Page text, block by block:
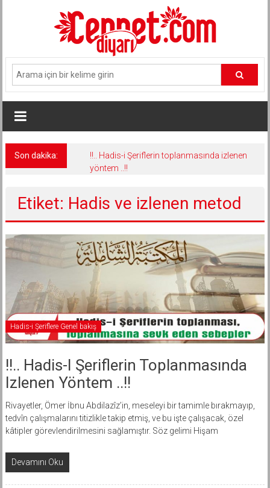
Son dakika:
!!.. Hadis-i Şeriflerin toplanmasında izlenen
yöntem ..!!
Etiket: Hadis ve izlenen metod
Hadis-i Şeriflere Genel bakış
!!.. Hadis-I Şeriflerin Toplanmasında
Izlenen Yöntem ..!!
Rivayetler, Ömer İbnu Abdilazîz’in, meseleyi bir tamimle bırakmayıp,
tedvîn çalışmalarını titizlikle takip etmiş, ve bu işte çalışacak, özel
kâtipler görevlendirilmesini sağlamıştır. Söz gelimi Hişam
Devamını Oku